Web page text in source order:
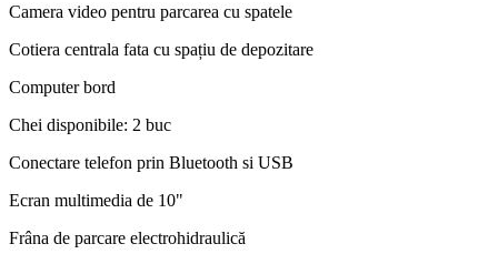
Camera video pentru parcarea cu spatele
Cotiera centrala fata cu spațiu de depozitare
Computer bord
Chei disponibile: 2 buc
Conectare telefon prin Bluetooth si USB
Ecran multimedia de 10"
Frâna de parcare electrohidraulică